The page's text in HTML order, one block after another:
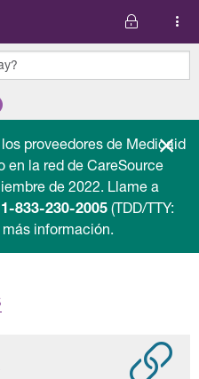
state 'Arkansas'
proveedores de Medicaid
en la red de CareSource
de 2022. Llame a
1-833-230-2005(TDD/TTY:
información.